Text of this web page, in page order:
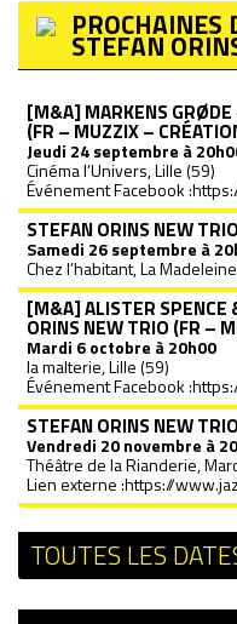
PROCHAINES
STEFAN
[M&A] MARKENS GRØDE
(FR – MUZZIX –
Jeudi 24 septembre à
Cinéma l’Univers, Lille (59)
Événement Facebook :
STEFAN ORINS NEW TRIO
Samedi 26 septembre à
Chez l’habitant, La
[M&A] ALISTER SPENCE
ORINS NEW TRIO (FR –
Mardi 6 octobre à 20h00
la malterie, Lille (59)
Événement Facebook :
STEFAN ORINS NEW TRIO
Vendredi 20 novembre à
Théâtre de la Rianderie,
Lien externe :https://
TOUTES LES